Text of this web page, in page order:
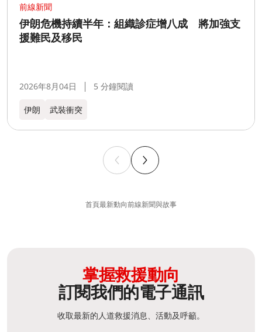
前線新聞
伊朗危機持續半年：組織診症增八成 將加強支
援難民及移民
2026年8月04日 5 分鐘閱讀
伊朗 武裝衝突
首頁最新動向前線新聞與故事
掌握救援動向
訂閱我們的電子通訊
收取最新的人道救援消息、活動及呼籲。